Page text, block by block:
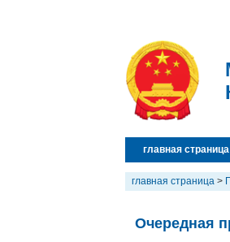
главная страница
главная страница >
Очередная